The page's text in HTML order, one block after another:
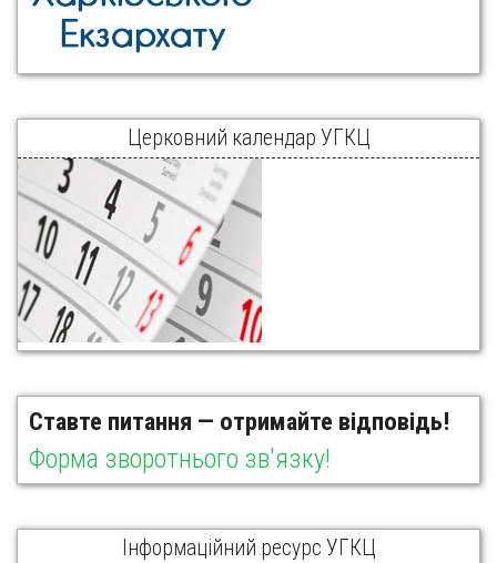
Церковний календар УГКЦ
Ставте питання — отримайте відповідь!
Форма зворотнього зв'язку!
Інформаційний ресурс УГКЦ